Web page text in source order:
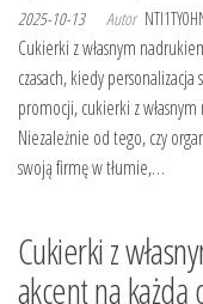
2025-10-13 Autor
Cukierki z własnym
czasach, kiedy
promocji, cukierki z
Niezależnie od tego, czy
swoją firmę w tłumie,…
Cukierki z
akcent na każdą